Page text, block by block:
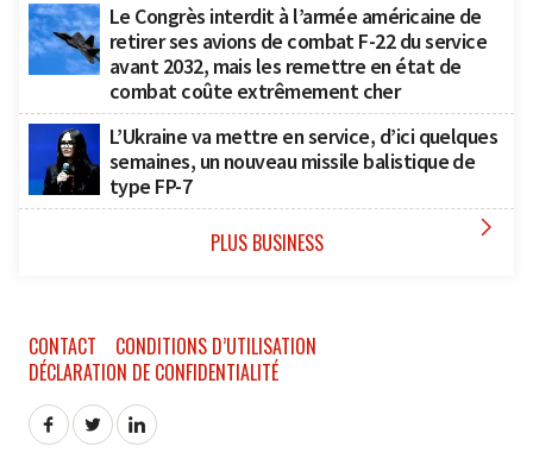
Le Congrès interdit à l’armée américaine de
retirer ses avions de combat F-22 du service
avant 2032, mais les remettre en état de
combat coûte extrêmement cher
L’Ukraine va mettre en service, d’ici quelques
semaines, un nouveau missile balistique de
type FP-7
PLUS BUSINESS 
CONTACT
CONDITIONS D’UTILISATION
DÉCLARATION DE CONFIDENTIALITÉ